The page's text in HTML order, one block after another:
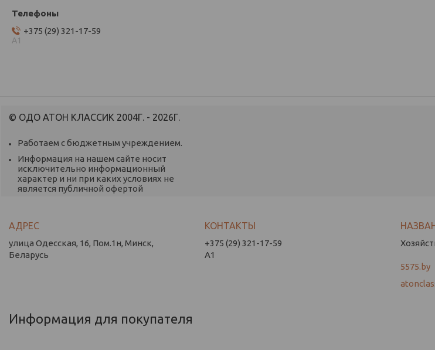
+375 (29) 321-17-59
А1
© ОДО АТОН КЛАССИК 2004Г. - 2026Г.
Работаем с бюджетным учреждением.
Информация на нашем сайте носит
исключительно информационный
характер и ни при каких условиях не
является публичной офертой
улица Одесская, 16, Пом.1н, Минск,
Беларусь
+375 (29) 321-17-59
А1
5575.by
Информация для покупателя